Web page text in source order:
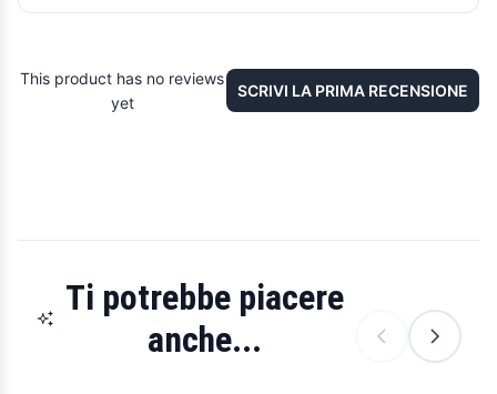
This product has no reviews
yet
SCRIVI LA PRIMA RECENSIONE
Ti potrebbe piacere
anche...